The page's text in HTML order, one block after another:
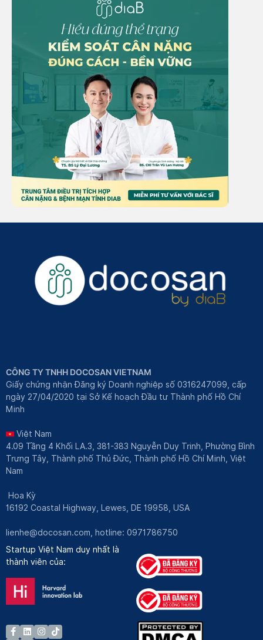
CÔNG TY TNHH DOCOSAN VIETNAM
Giấy chứng nhận Đăng ký Doanh nghiệp số 0316247099, cấp
ngày 27/04/2020 tại Sở Kế hoạch Đầu tư Thành phố Hồ Chí
Minh
Việt Nam
4.09 Tầng 4 Khối LA.3, 381-383 Nguyễn Duy Trinh, Phường Bình
Trưng Tây, Thành phố Thủ Đức, Thành phố Hồ Chí Minh, Việt
Nam
Hoa Kỳ
16192 Coastal Highway, Lewes, DE 19958, USA
lienhe@docosan.com, hotline: 0971786750
Startup Việt Nam duy nhất là
thành viên của: